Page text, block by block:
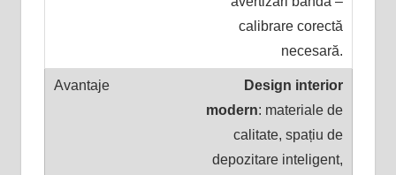
calibrare corectă
necesară.
Design interior
modern: materiale de
calitate, spațiu de
depozitare inteligent,